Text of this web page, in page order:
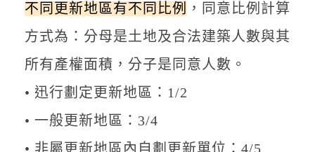
不同更新地區有不同比例
，同意比例計算
方式為：分母是土地及合法建築人數與其
所有產權面積，分子是同意人數。
• 迅行劃定更新地區：1/2
• 一般更新地區：3/4
• 非屬更新地區內自劃更新單位：4/5